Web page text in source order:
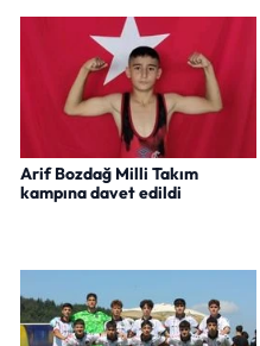
Arif Bozdağ Milli Takım
kampına davet edildi